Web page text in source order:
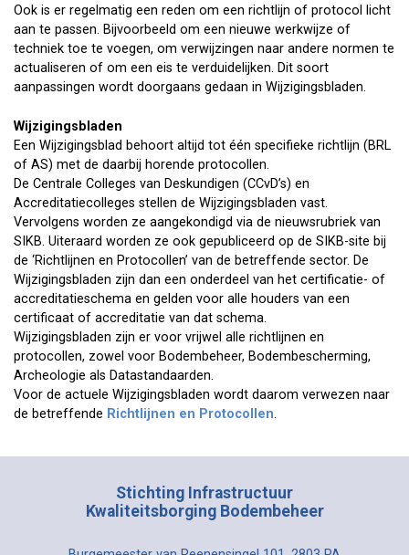
Ook is er regelmatig een reden om een richtlijn of protocol licht
aan te passen. Bijvoorbeeld om een nieuwe werkwijze of
techniek toe te voegen, om verwijzingen naar andere normen te
actualiseren of om een eis te verduidelijken. Dit soort
aanpassingen wordt doorgaans gedaan in Wijzigingsbladen.
Wijzigingsbladen
Een Wijzigingsblad behoort altijd tot één specifieke richtlijn (BRL
of AS) met de daarbij horende protocollen.
De Centrale Colleges van Deskundigen (CCvD’s) en
Accreditatiecolleges stellen de Wijzigingsbladen vast.
Vervolgens worden ze aangekondigd via de nieuwsrubriek van
SIKB. Uiteraard worden ze ook gepubliceerd op de SIKB-site bij
de ‘Richtlijnen en Protocollen’ van de betreffende sector. De
Wijzigingsbladen zijn dan een onderdeel van het certificatie- of
accreditatieschema en gelden voor alle houders van een
certificaat of accreditatie van dat schema.
Wijzigingsbladen zijn er voor vrijwel alle richtlijnen en
protocollen, zowel voor Bodembeheer, Bodembescherming,
Archeologie als Datastandaarden.
Voor de actuele Wijzigingsbladen wordt daarom verwezen naar
de betreffende Richtlijnen en Protocollen.
Stichting Infrastructuur
Kwaliteitsborging Bodembeheer